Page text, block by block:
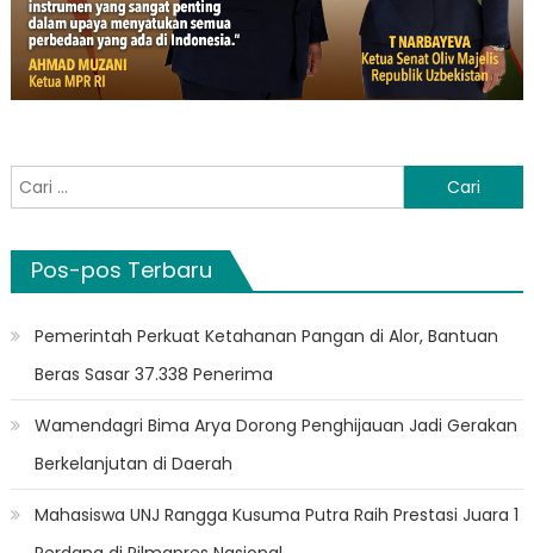
Cari
untuk:
Pos-pos Terbaru
Pemerintah Perkuat Ketahanan Pangan di Alor, Bantuan
Beras Sasar 37.338 Penerima
Wamendagri Bima Arya Dorong Penghijauan Jadi Gerakan
Berkelanjutan di Daerah
Mahasiswa UNJ Rangga Kusuma Putra Raih Prestasi Juara 1